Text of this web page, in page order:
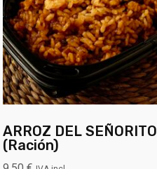
ARROZ DEL SEÑORITO
(Ración)